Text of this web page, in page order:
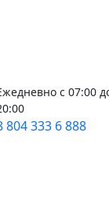
с 07:00
804 333 6 888